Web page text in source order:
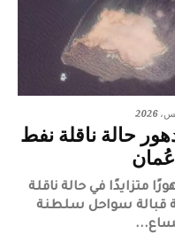
حالة ناقلة نفط
عُمان
متزايدًا في حالة ناقلة
قبالة سواحل سلطنة